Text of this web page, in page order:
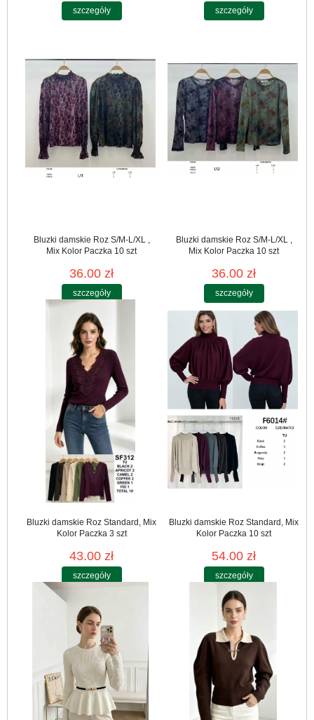
szczegóły szczegóły
Bluzki damskie Roz S/M-L/XL ,
Mix Kolor Paczka 10 szt
36.00 zł
szczegóły
Bluzki damskie Roz S/M-L/XL ,
Mix Kolor Paczka 10 szt
36.00 zł
szczegóły
Bluzki damskie Roz Standard, Mix
Kolor Paczka 3 szt
43.00 zł
szczegóły
Bluzki damskie Roz Standard, Mix
Kolor Paczka 10 szt
54.00 zł
szczegóły